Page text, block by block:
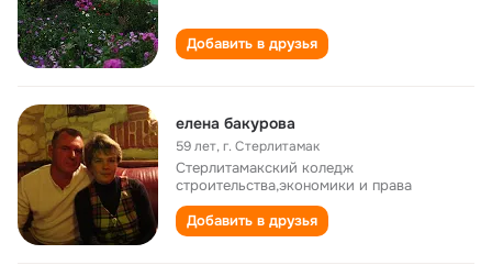
Добавить в друзья
елена бакурова
59 лет,г. Стерлитамак
Стерлитамакский коледж
строительства,экономики и права
Добавить в друзья